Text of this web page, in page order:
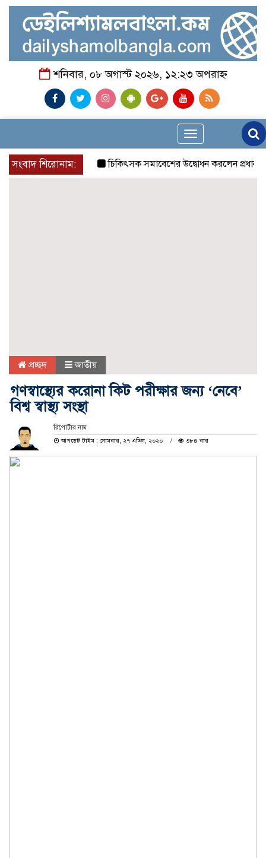
শনিবার, ০৮ অগাস্ট ২০২৬, ১২:২৩ অপরাহ্ন
Toggle
navigation
সংবাদ শিরোনাম:
চিকিৎসক সমাবেশের উদ্বোধন করলেন প্রধানমন্ত্রী
প্রচ্ছদ জাতীয়
গণস্বাস্থ্যের করোনা কিট পরীক্ষার জন্য ‘নেবে’
বিশ্ব স্বাস্থ্য সংস্থা
রিপোর্টার নাম
আপডেট টাইম : সোমবার, ২৭ এপ্রিল, ২০২০
৩৮৪ বার